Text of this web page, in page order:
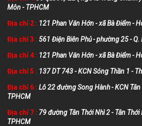
Môn - TPHCM
Địa chỉ 2 : 121 Phan Văn Hớn - xã Bà Điểm -
Địa chỉ 3 : 561 Điện Biên Phủ - phường 25 - Q.
Địa chỉ 4 : 121 Phan Văn Hớn - xã Bà Điểm -
Địa chỉ 5 : 137 DT 743 - KCN Sóng Thần 1 -
Địa chỉ 6 : Lô 22 đường Song Hành - KCN Tân
TPHCM
Địa chỉ 7 : 79 đường Tân Thới Nhì 2 - Tân
TPHCM